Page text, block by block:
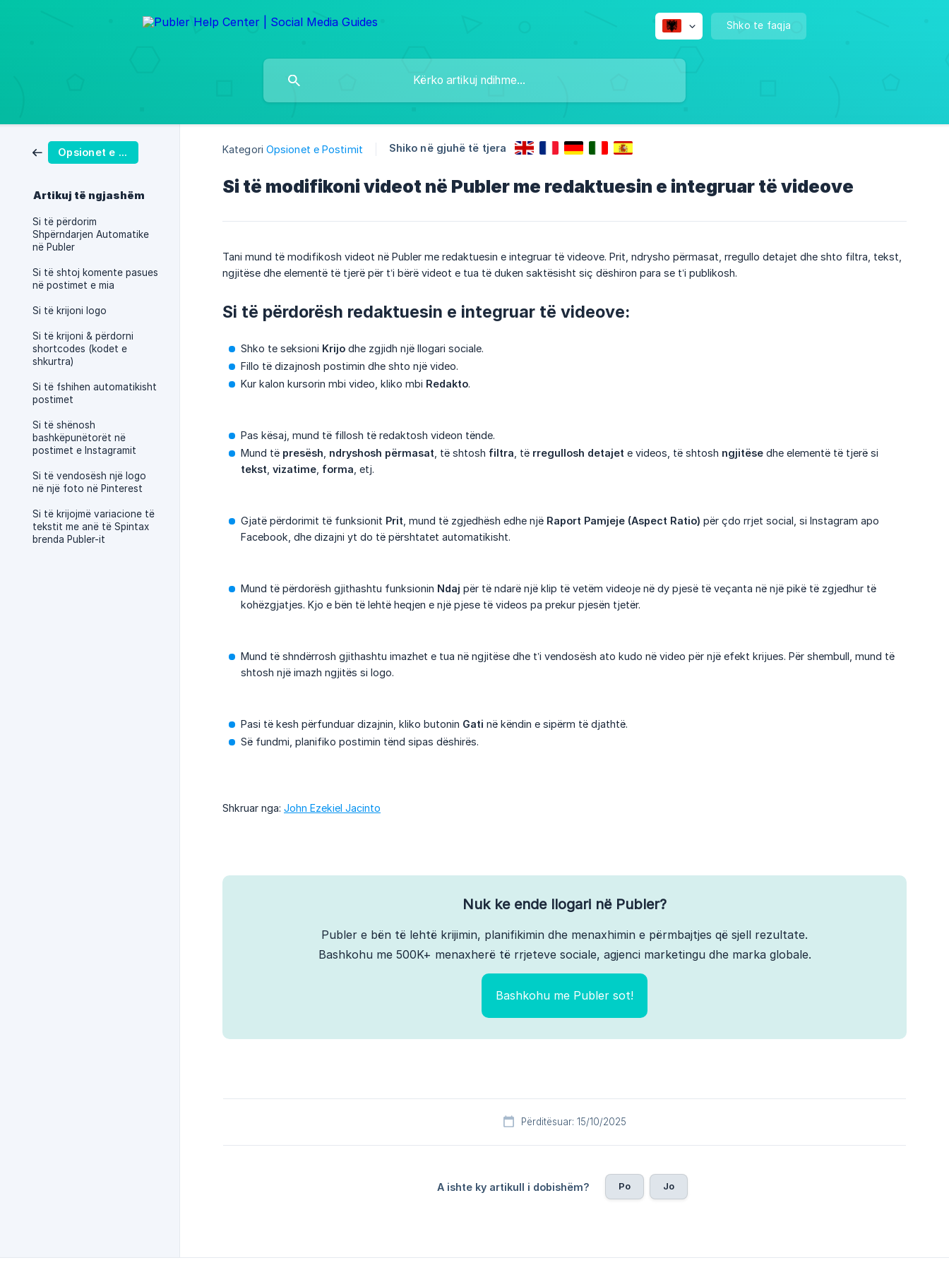
Shko te faqja
Opsionet e Postimit
Artikuj të ngjashëm
Si të përdorim
Shpërndarjen Automatike
në Publer
Si të shtoj komente pasues
në postimet e mia
Si të krijoni logo
Si të krijoni & përdorni
shortcodes (kodet e
shkurtra)
Si të fshihen automatikisht
postimet
Si të shënosh
bashkëpunëtorët në
postimet e Instagramit
Si të vendosësh një logo
në një foto në Pinterest
Si të krijojmë variacione të
tekstit me anë të Spintax
brenda Publer-it
Kategori Opsionet e Postimit Shiko në gjuhë të tjera
Si të modifikoni videot në Publer me redaktuesin e integruar të videove
Tani mund të modifikosh videot në Publer me redaktuesin e integruar të videove. Prit, ndrysho përmasat, rregullo detajet dhe shto filtra, tekst,
ngjitëse dhe elementë të tjerë për t’i bërë videot e tua të duken saktësisht siç dëshiron para se t’i publikosh.
Si të përdorësh redaktuesin e integruar të videove:
Shko te seksioni Krijo dhe zgjidh një llogari sociale.
Fillo të dizajnosh postimin dhe shto një video.
Kur kalon kursorin mbi video, kliko mbi Redakto.
Pas kësaj, mund të fillosh të redaktosh videon tënde.
Mund të presësh ndryshosh përmasat , të shtosh filtra , të rregullosh detajet e videos, të shtosh ngjitëse dhe elementë të tjerë si
tekst vizatime forma , etj.
Gjatë përdorimit të funksionit Prit , mund të zgjedhësh edhe një Raport Pamjeje (Aspect Ratio) për çdo rrjet social, si Instagram apo
Facebook, dhe dizajni yt do të përshtatet automatikisht.
Mund të përdorësh gjithashtu funksionin Ndaj për të ndarë një klip të vetëm videoje në dy pjesë të veçanta në një pikë të zgjedhur të
kohëzgjatjes. Kjo e bën të lehtë heqjen e një pjese të videos pa prekur pjesën tjetër.
Mund të shndërrosh gjithashtu imazhet e tua në ngjitëse dhe t’i vendosësh ato kudo në video për një efekt krijues. Për shembull, mund të
shtosh një imazh ngjitës si logo.
Pasi të kesh përfunduar dizajnin, kliko butonin Gati në këndin e sipërm të djathtë.
Së fundmi, planifiko postimin tënd sipas dëshirës.
Shkruar nga: John Ezekiel Jacinto
Nuk ke ende llogari në Publer?
Publer e bën të lehtë krijimin, planifikimin dhe menaxhimin e përmbajtjes që sjell rezultate.
Bashkohu me 500K+ menaxherë të rrjeteve sociale, agjenci marketingu dhe marka globale.
Bashkohu me Publer sot!
Përditësuar: 15/10/2025
A ishte ky artikull i dobishëm? Po Jo